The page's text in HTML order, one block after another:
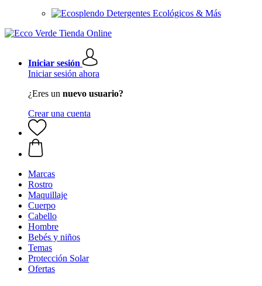
Detergentes Ecológicos & Más
Iniciar sesión
Iniciar sesión ahora
¿Eres un nuevo usuario?
Crear una cuenta
Marcas
Rostro
Maquillaje
Cuerpo
Cabello
Hombre
Bebés y niños
Temas
Protección Solar
Ofertas